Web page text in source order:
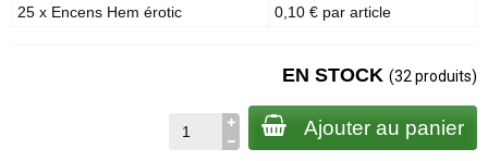
25 x Encens Hem érotic
0,10 € par article
EN STOCK (32 produits)
Ajouter au panier